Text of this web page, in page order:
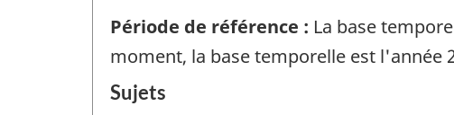
Période de référence : La base
moment, la base temporelle est l'année
Sujets